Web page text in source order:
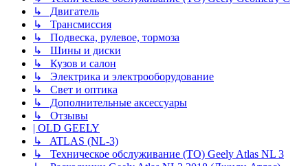
↳ Двигатель
↳ Трансмиссия
↳ Подвеска, рулевое, тормоза
↳ Шины и диски
↳ Кузов и салон
↳ Электрика и электрооборудование
↳ Свет и оптика
↳ Дополнительные аксессуары
↳ Отзывы
| OLD GEELY
↳ ATLAS (NL-3)
↳ Техническое обслуживание (ТО) Geely Atlas NL 3